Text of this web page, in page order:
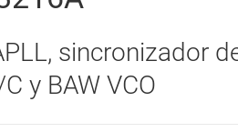
Audio, háptica y piezoeléctrica
Circuitos integrados de gestión de
sincronizador
y BAW VCO